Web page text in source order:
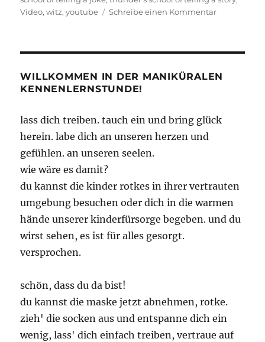
Video,witz,youtube Schreibe einen Kommentarzu
wie
erzählt.
WILLKOMMEN IN DER MANIKÜRALEN
KENNENLERNSTUNDE!
lass dich treiben. tauch ein und bring glück
herein. labe dich an unseren herzen und
gefühlen. an unseren seelen.
wie wäre es damit?
du kannst die kinder rotkes in ihrer vertrauten
umgebung besuchen oder dich in die warmen
hände unserer kinderfürsorge begeben. und du
wirst sehen, es ist für alles gesorgt.
versprochen.
schön, dass du da bist!
du kannst die maske jetzt abnehmen, rotke.
zieh' die socken aus und entspanne dich ein
wenig, lass' dich einfach treiben, vertraue auf